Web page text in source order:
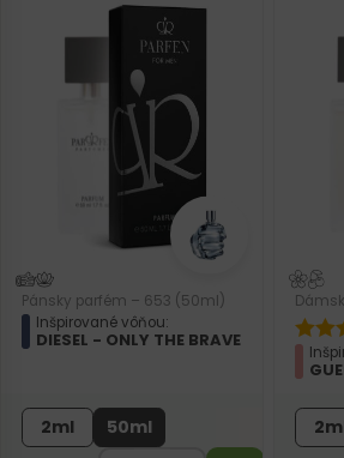
Pánsky parfém – 653 (50ml)
Inšpirované vôňou:
DIESEL - ONLY THE BRAVE
2ml 50ml